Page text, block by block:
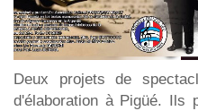
Deux projets de
d'élaboration à Pigüé. Ils